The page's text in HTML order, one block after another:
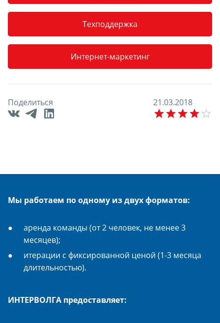
Техподдержка
Интернет-маркетинг
Поделиться 21.03.2018
Мы работаем по одному из двух форматов:
аренда команды (от 2 человек, не менее 3
месяцев);
итерации с фиксированной ценой (1-3 месяца
длительностью).
ИНТЕРВОЛГА предоставляет: